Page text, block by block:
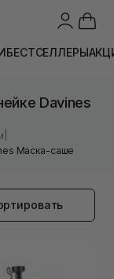
БЕСТСЕЛЛЕРЫ
Davines
Маска-саше